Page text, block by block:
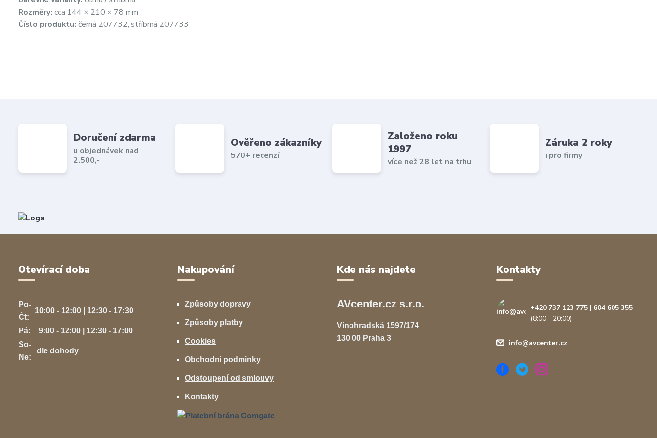
Rozměry: cca 144 × 210 × 78 mm
Číslo produktu: černá 207732, stříbrná 207733
Doručení zdarma
u objednávek nad
2.500,-
Ověřeno zákazníky
570+ recenzí
Založeno roku
1997
více než 28 let na trhu
Záruka 2 roky
i pro firmy
Otevírací doba
Po-
Čt:
10:00 - 12:00 | 12:30 - 17:30
Pá:
9:00 - 12:00 | 12:30 - 17:00
So-
Ne:
dle dohody
Nakupování
Způsoby dopravy
Způsoby platby
Cookies
Obchodní podminky
Odstoupení od smlouvy
Kontakty
Kde nás najdete
AVcenter.cz s.r.o.
Vinohradská 1597/174
130 00 Praha 3
Kontakty
+420 737 123 775 | 604 605 355
(8:00 - 20:00)
info@avcenter.cz